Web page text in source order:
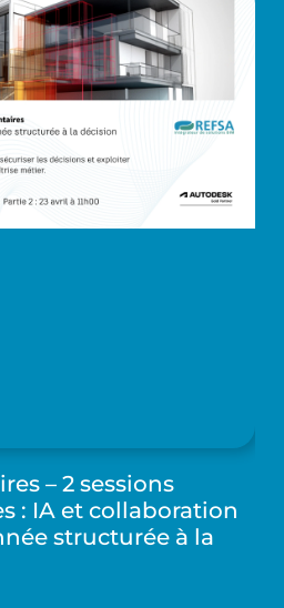
– 2 sessions
: IA et collaboration
structurée à la